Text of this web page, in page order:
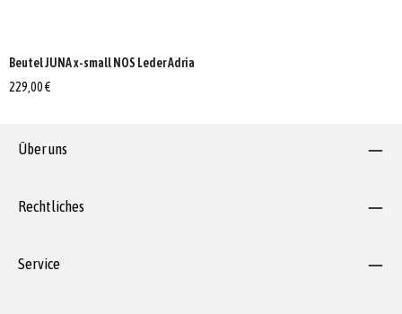
Beutel JUNA x-small NOS Leder Adria
229,00 €
Über uns
Rechtliches
Service